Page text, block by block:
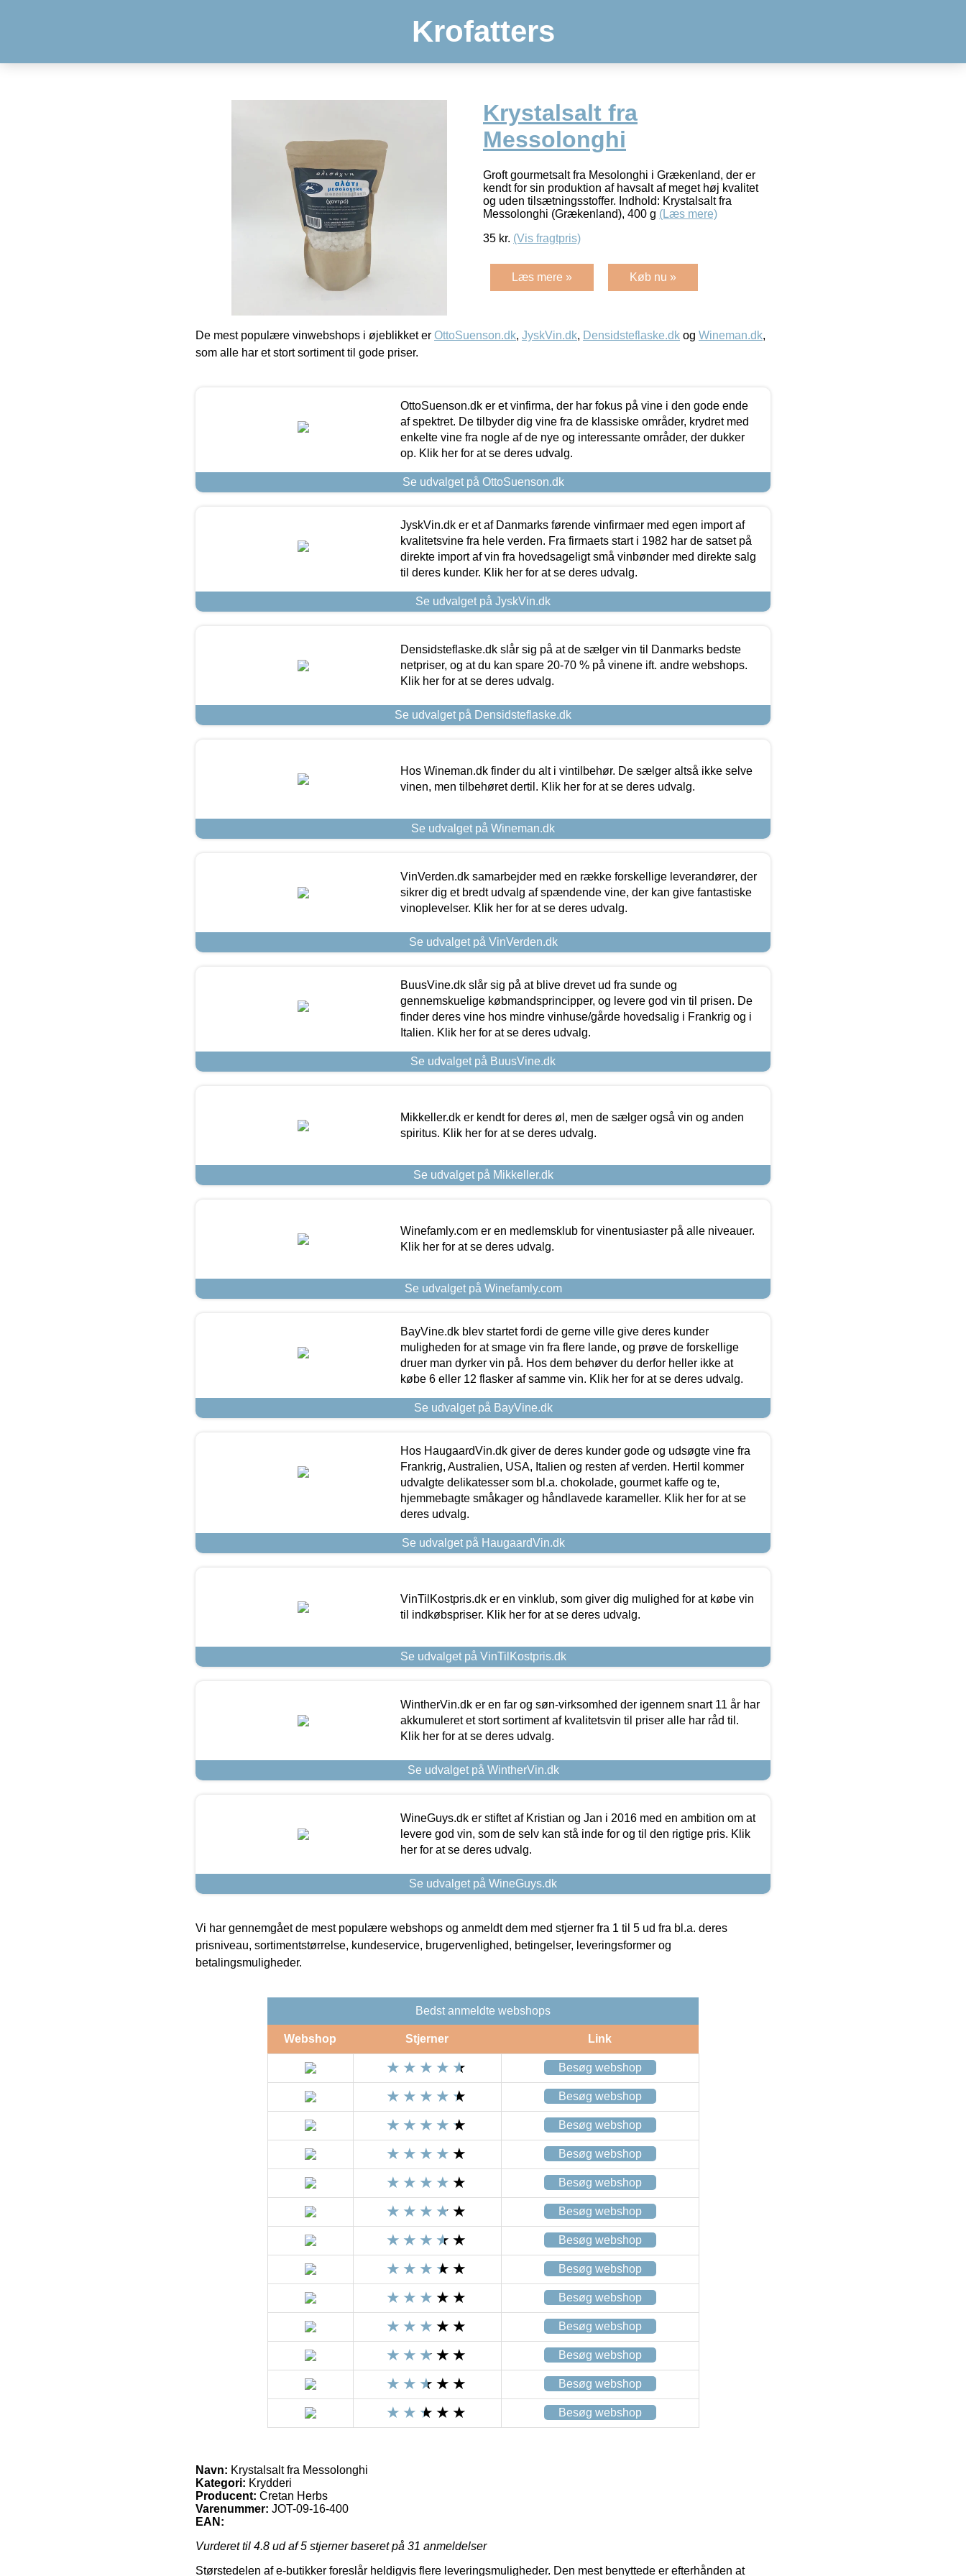
Krofatters
Krystalsalt fra
Messolonghi
Groft gourmetsalt fra Mesolonghi i Grækenland, der er
kendt for sin produktion af havsalt af meget høj kvalitet
og uden tilsætningsstoffer. Indhold: Krystalsalt fra
Messolonghi (Grækenland), 400 g (Læs mere)
35 kr. (Vis fragtpris)
Læs mere » Køb nu »
De mest populære vinwebshops i øjeblikket er OttoSuenson.dk, JyskVin.dk, Densidsteflaske.dk og Wineman.dk,
som alle har et stort sortiment til gode priser.
OttoSuenson.dk er et vinfirma, der har fokus på vine i den gode ende
af spektret. De tilbyder dig vine fra de klassiske områder, krydret med
enkelte vine fra nogle af de nye og interessante områder, der dukker
op. Klik her for at se deres udvalg.
Se udvalget på OttoSuenson.dk
JyskVin.dk er et af Danmarks førende vinfirmaer med egen import af
kvalitetsvine fra hele verden. Fra firmaets start i 1982 har de satset på
direkte import af vin fra hovedsageligt små vinbønder med direkte salg
til deres kunder. Klik her for at se deres udvalg.
Se udvalget på JyskVin.dk
Densidsteflaske.dk slår sig på at de sælger vin til Danmarks bedste
netpriser, og at du kan spare 20-70 % på vinene ift. andre webshops.
Klik her for at se deres udvalg.
Se udvalget på Densidsteflaske.dk
Hos Wineman.dk finder du alt i vintilbehør. De sælger altså ikke selve
vinen, men tilbehøret dertil. Klik her for at se deres udvalg.
Se udvalget på Wineman.dk
VinVerden.dk samarbejder med en række forskellige leverandører, der
sikrer dig et bredt udvalg af spændende vine, der kan give fantastiske
vinoplevelser. Klik her for at se deres udvalg.
Se udvalget på VinVerden.dk
BuusVine.dk slår sig på at blive drevet ud fra sunde og
gennemskuelige købmandsprincipper, og levere god vin til prisen. De
finder deres vine hos mindre vinhuse/gårde hovedsalig i Frankrig og i
Italien. Klik her for at se deres udvalg.
Se udvalget på BuusVine.dk
Mikkeller.dk er kendt for deres øl, men de sælger også vin og anden
spiritus. Klik her for at se deres udvalg.
Se udvalget på Mikkeller.dk
Winefamly.com er en medlemsklub for vinentusiaster på alle niveauer.
Klik her for at se deres udvalg.
Se udvalget på Winefamly.com
BayVine.dk blev startet fordi de gerne ville give deres kunder
muligheden for at smage vin fra flere lande, og prøve de forskellige
druer man dyrker vin på. Hos dem behøver du derfor heller ikke at
købe 6 eller 12 flasker af samme vin. Klik her for at se deres udvalg.
Se udvalget på BayVine.dk
Hos HaugaardVin.dk giver de deres kunder gode og udsøgte vine fra
Frankrig, Australien, USA, Italien og resten af verden. Hertil kommer
udvalgte delikatesser som bl.a. chokolade, gourmet kaffe og te,
hjemmebagte småkager og håndlavede karameller. Klik her for at se
deres udvalg.
Se udvalget på HaugaardVin.dk
VinTilKostpris.dk er en vinklub, som giver dig mulighed for at købe vin
til indkøbspriser. Klik her for at se deres udvalg.
Se udvalget på VinTilKostpris.dk
WintherVin.dk er en far og søn-virksomhed der igennem snart 11 år har
akkumuleret et stort sortiment af kvalitetsvin til priser alle har råd til.
Klik her for at se deres udvalg.
Se udvalget på WintherVin.dk
WineGuys.dk er stiftet af Kristian og Jan i 2016 med en ambition om at
levere god vin, som de selv kan stå inde for og til den rigtige pris. Klik
her for at se deres udvalg.
Se udvalget på WineGuys.dk
Vi har gennemgået de mest populære webshops og anmeldt dem med stjerner fra 1 til 5 ud fra bl.a. deres
prisniveau, sortimentstørrelse, kundeservice, brugervenlighed, betingelser, leveringsformer og
betalingsmuligheder.
Bedst anmeldte webshops
Webshop Stjerner Link
Besøg webshop
Besøg webshop
Besøg webshop
Besøg webshop
Besøg webshop
Besøg webshop
Besøg webshop
Besøg webshop
Besøg webshop
Besøg webshop
Besøg webshop
Besøg webshop
Besøg webshop
Navn: Krystalsalt fra Messolonghi
Kategori: Krydderi
Producent: Cretan Herbs
Varenummer: JOT-09-16-400
EAN:
Vurderet til 4.8 ud af 5 stjerner baseret på 31 anmeldelser
Størstedelen af e-butikker foreslår heldigvis flere leveringsmuligheder. Den mest benyttede er efterhånden at